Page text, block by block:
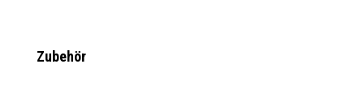
Produktgalerie überspringen
Zubehör